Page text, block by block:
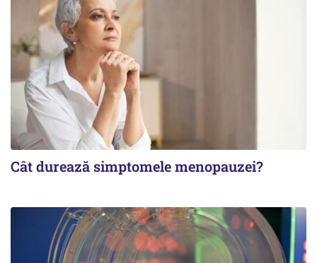
Cât durează simptomele menopauzei?